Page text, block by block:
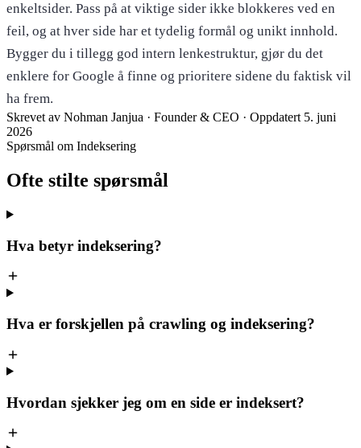
enkeltsider. Pass på at viktige sider ikke blokkeres ved en
feil, og at hver side har et tydelig formål og unikt innhold.
Bygger du i tillegg god intern lenkestruktur, gjør du det
enklere for Google å finne og prioritere sidene du faktisk vil
ha frem.
Skrevet av Nohman Janjua · Founder & CEO · Oppdatert 5. juni
2026
Spørsmål om Indeksering
Ofte stilte spørsmål
Hva betyr indeksering?
Hva er forskjellen på crawling og indeksering?
Hvordan sjekker jeg om en side er indeksert?